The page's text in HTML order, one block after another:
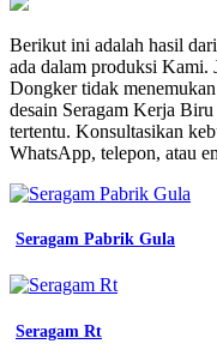
jual
Seragam
Kerja
Bidan
baju
seragam
pria
wanita
biru
navy
Berikut ini adalah hasil dari
ada dalam produksi Kami.
Dongker tidak
desain Seragam Kerja
tertentu. Konsultasikan
WhatsApp, telepon, atau
Seragam Pabrik Gula
Seragam Rt